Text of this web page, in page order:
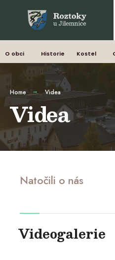
O obci Historie Kostel
Home Videa
Videa
Natočili o nás
Videogalerie